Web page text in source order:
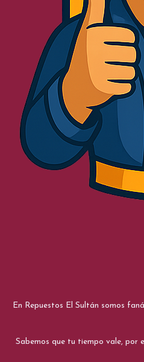
En Repuestos El Sultán somos
Sabemos que tu tiempo vale, por